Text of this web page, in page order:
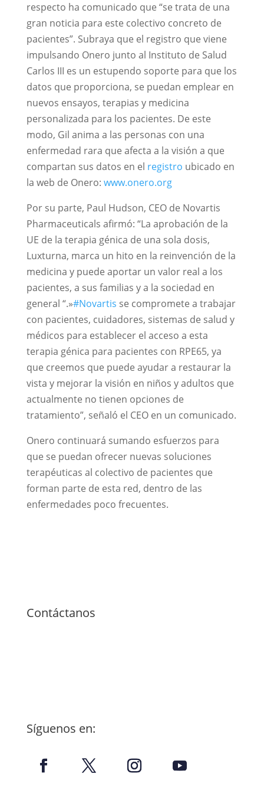
respecto ha comunicado que “se trata de una
gran noticia para este colectivo concreto de
pacientes”. Subraya que el registro que viene
impulsando Onero junto al Instituto de Salud
Carlos III es un estupendo soporte para que los
datos que proporciona, se puedan emplear en
nuevos ensayos, terapias y medicina
personalizada para los pacientes. De este
modo, Gil anima a las personas con una
enfermedad rara que afecta a la visión a que
compartan sus datos en el registro ubicado en
la web de Onero: www.onero.org
Por su parte, Paul Hudson, CEO de Novartis
Pharmaceuticals afirmó: “La aprobación de la
UE de la terapia génica de una sola dosis,
Luxturna, marca un hito en la reinvención de la
medicina y puede aportar un valor real a los
pacientes, a sus familias y a la sociedad en
general “.»#Novartis se compromete a trabajar
con pacientes, cuidadores, sistemas de salud y
médicos para establecer el acceso a esta
terapia génica para pacientes con RPE65, ya
que creemos que puede ayudar a restaurar la
vista y mejorar la visión en niños y adultos que
actualmente no tienen opciones de
tratamiento”, señaló el CEO en un comunicado.
Onero continuará sumando esfuerzos para
que se puedan ofrecer nuevas soluciones
terapéuticas al colectivo de pacientes que
forman parte de esta red, dentro de las
enfermedades poco frecuentes.
Contáctanos
Síguenos en: